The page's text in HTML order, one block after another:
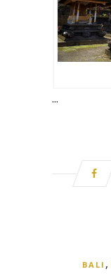
...
BALI ,